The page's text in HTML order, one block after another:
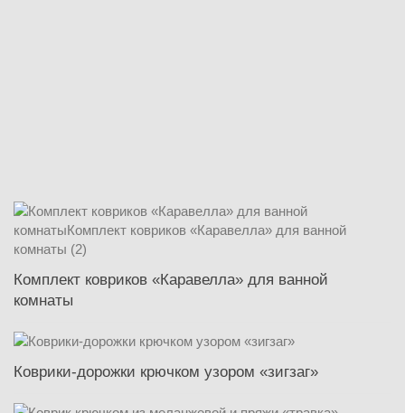
Комплект ковриков «Каравелла» для ванной
комнаты
Коврики-дорожки крючком узором «зигзаг»